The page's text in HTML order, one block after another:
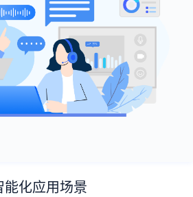
能化应用场景